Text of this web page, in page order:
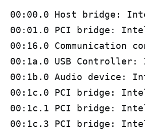
00:00.0 Host bridge:
00:01.0 PCI bridge:
00:16.0
00:1a.0 USB Controller:
00:1b.0 Audio device:
00:1c.0 PCI bridge:
00:1c.1 PCI bridge:
00:1c.3 PCI bridge: